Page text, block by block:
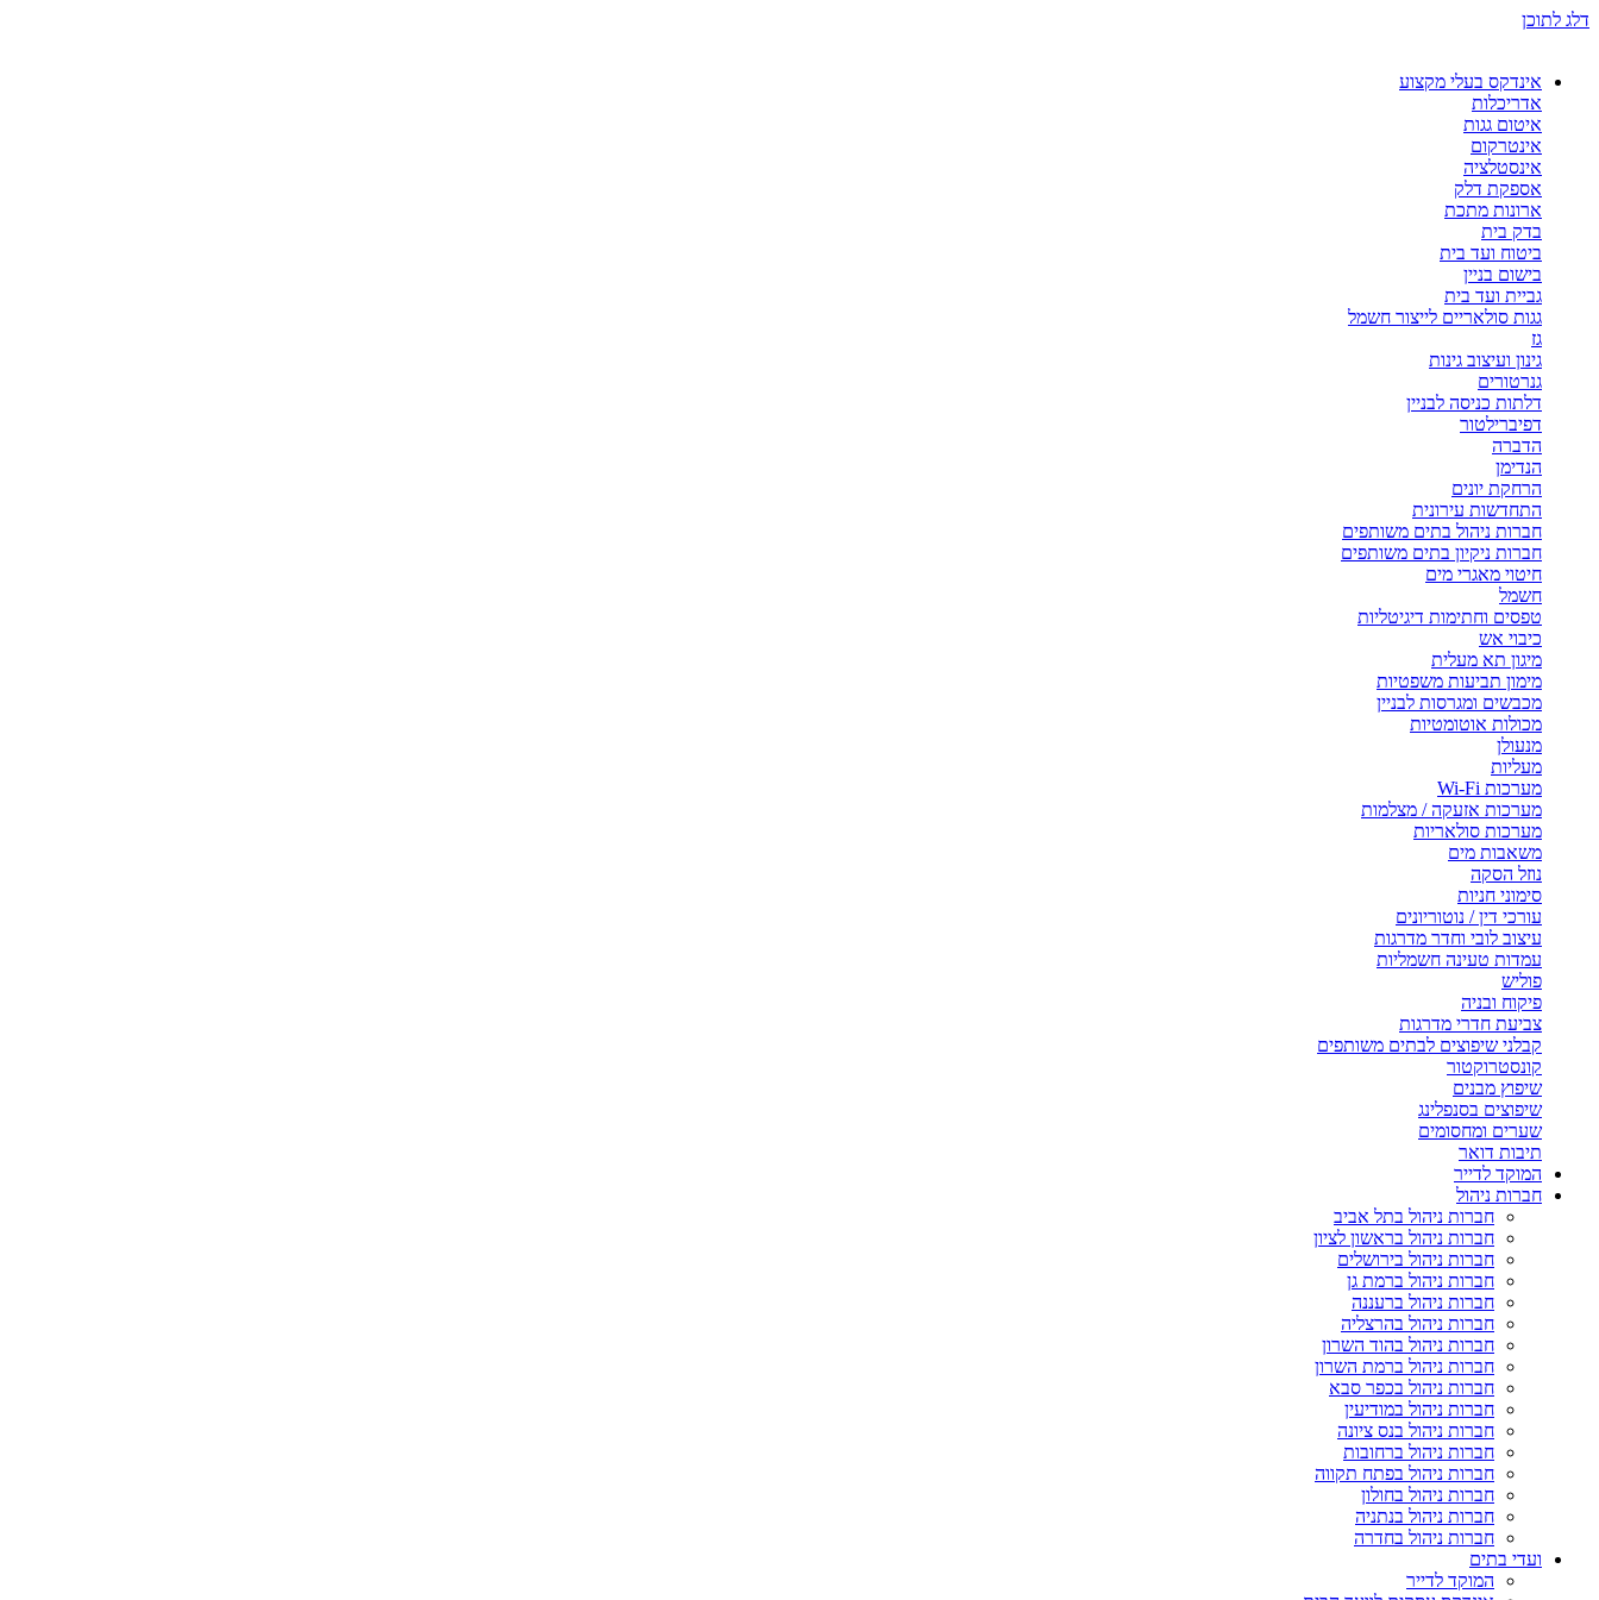
דלג לתוכן
אינדקס בעלי מקצוע
אדריכלות
איטום גגות
אינטרקום
אינסטלציה
אספקת דלק
ארונות מתכת
בדק בית
ביטוח ועד בית
בישום בניין
גביית ועד בית
גגות סולאריים לייצור חשמל
גז
גינון ועיצוב גינות
גנרטורים
דלתות כניסה לבניין
דפיברילטור
הדברה
הנדימן
הרחקת יונים
התחדשות עירונית
חברות ניהול בתים משותפים
חברות ניקיון בתים משותפים
חיטוי מאגרי מים
חשמל
טפסים וחתימות דיגיטליות
כיבוי אש
מיגון תא מעלית
מימון תביעות משפטיות
מכבשים ומגרסות לבניין
מכולות אוטומטיות
מנעולן
מעליות
מערכות Wi-Fi
מערכות אזעקה / מצלמות
מערכות סולאריות
משאבות מים
נוזל הסקה
סימוני חניות
עורכי דין / נוטוריונים
עיצוב לובי וחדר מדרגות
עמדות טעינה חשמליות
פוליש
פיקוח ובניה
צביעת חדרי מדרגות
קבלני שיפוצים לבתים משותפים
קונסטרוקטור
שיפוץ מבנים
שיפוצים בסנפלינג
שערים ומחסומים
תיבות דואר
המוקד לדייר
חברות ניהול
חברות ניהול בתל אביב
חברות ניהול בראשון לציון
חברות ניהול בירושלים
חברות ניהול ברמת גן
חברות ניהול ברעננה
חברות ניהול בהרצליה
חברות ניהול בהוד השרון
חברות ניהול ברמת השרון
חברות ניהול בכפר סבא
חברות ניהול במודיעין
חברות ניהול בנס ציונה
חברות ניהול ברחובות
חברות ניהול בפתח תקווה
חברות ניהול בחולון
חברות ניהול בנתניה
חברות ניהול בחדרה
ועדי בתים
המוקד לדייר